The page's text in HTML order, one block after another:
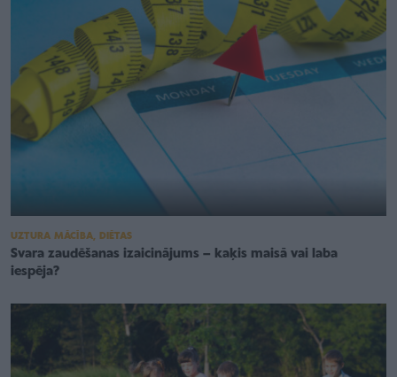
UZTURA MĀCĪBA, DIĒTAS
Svara zaudēšanas izaicinājums – kaķis maisā vai laba
iespēja?